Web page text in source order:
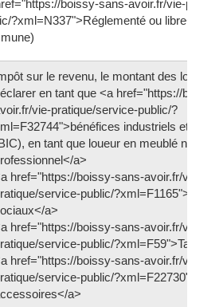
boissy-sans-avoir.fr/vie-
?xml=N337">Réglementé ou libre</a>
sur le revenu, le montant des loyers
en tant que <a href="https://
vie-pratique/service-public/?
industriels et
en tant que loueur en meublé non
a>
href="https://boissy-sans-avoir.fr/vie-
service-public/
a>
href="https://boissy-sans-avoir.fr/vie-
service-public/?xml=F59">Taxe
href="https://boissy-sans-avoir.fr/vie-
service-public/
a>